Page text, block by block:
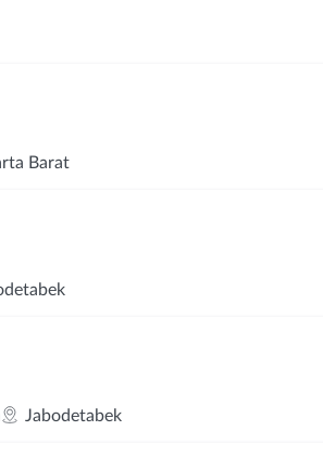
Barat
Jabodetabek